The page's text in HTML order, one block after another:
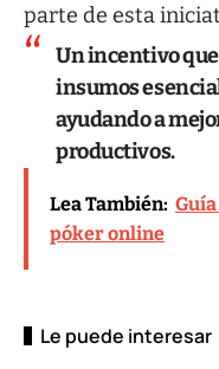
parte de esta
Un incentivo
insumos
ayudando a
productivos.
Lea También:
póker online
Le puede interesar